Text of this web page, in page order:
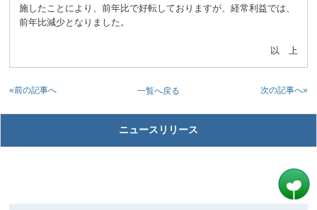
施したことにより、前年比で好転しておりますが、経常利益では、
前年比減少となりました。
以 上
一覧へ戻る
«前の記事へ 次の記事へ»
ニュースリリース